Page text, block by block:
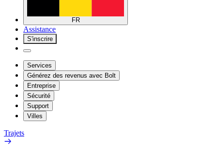
FR
Assistance
S'inscrire
Services
Générez des revenus avec Bolt
Entreprise
Sécurité
Support
Villes
Trajets